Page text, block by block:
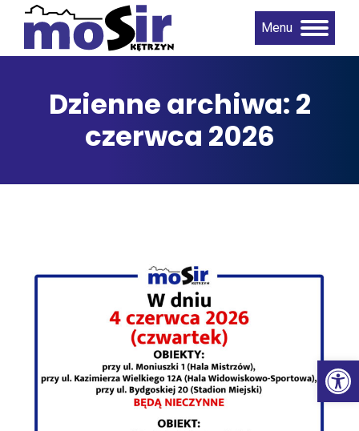
Menu
Dzienne archiwa:2
czerwca 2026